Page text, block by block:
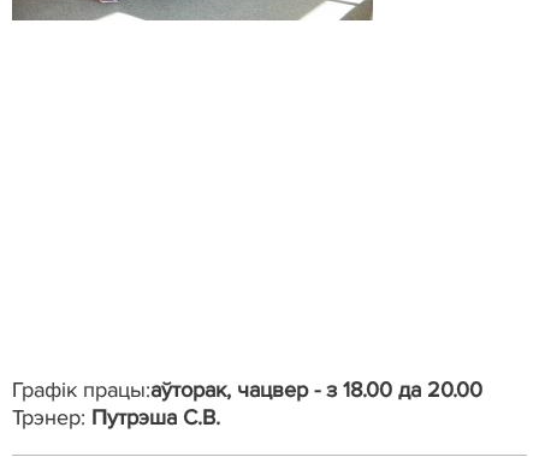
Графік працы:аўторак, чацвер - з 18.00 да 20.00
Трэнер: Путрэша С.В.